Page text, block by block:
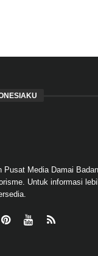
Pusat Media Damai
Untuk informasi